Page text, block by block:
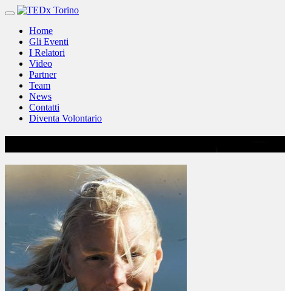
Vai
contenutoHome
Gli Eventi
I Relatori
Video
Partner
Team
News
Contatti
Diventa Volontario